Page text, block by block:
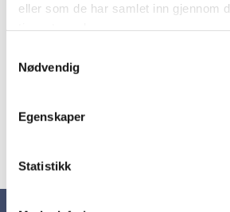
eller som de har samlet inn gjennom
Nødvendig
Egenskaper
Statistikk